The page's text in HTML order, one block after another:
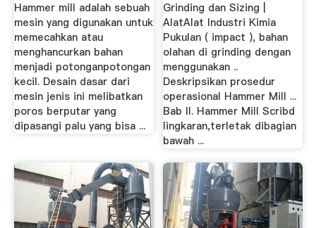
Hammer mill adalah sebuah
mesin yang digunakan untuk
memecahkan atau
menghancurkan bahan
menjadi potonganpotongan
kecil. Desain dasar dari
mesin jenis ini melibatkan
poros berputar yang
dipasangi palu yang bisa ...
Grinding dan Sizing |
AlatAlat Industri Kimia
Pukulan ( impact ), bahan
olahan di grinding dengan
menggunakan ..
Deskripsikan prosedur
operasional Hammer Mill ...
Bab II. Hammer Mill Scribd
lingkaran,terletak dibagian
bawah ...